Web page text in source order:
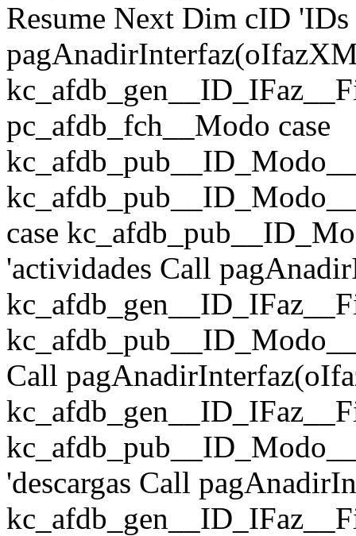
Resume Next Dim cID
pc_afdb_fch__Modo case
case
'actividades Call
Call
'descargas Call